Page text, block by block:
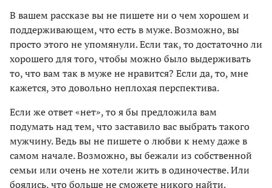
В вашем рассказе вы не пишете ни о чем хорошем и
поддерживающем, что есть в муже. Возможно, вы
просто этого не упомянули. Если так, то достаточно ли
хорошего для того, чтобы можно было выдерживать
то, что вам так в муже не нравится? Если да, то, мне
кажется, это довольно неплохая перспектива.
Если же ответ «нет», то я бы предложила вам
подумать над тем, что заставило вас выбрать такого
мужчину. Ведь вы не пишете о любви к нему даже в
самом начале. Возможно, вы бежали из собственной
семьи или очень не хотели жить в одиночестве. Или
боялись, что больше не сможете никого найти.